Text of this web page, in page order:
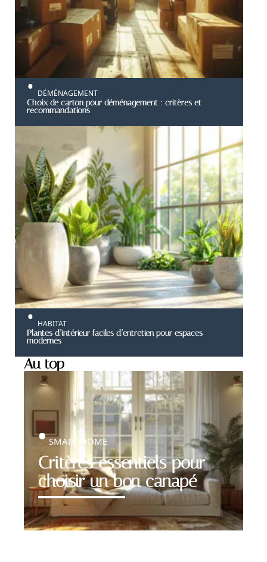
DÉMÉNAGEMENT
Choix de carton pour déménagement : critères et
recommandations
HABITAT
Plantes d’intérieur faciles d’entretien pour espaces
modernes
Au top
Critères essentiels pour
choisir un bon canapé
SMART HOME